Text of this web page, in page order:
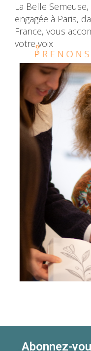
La Belle
engagée à Paris,
France, vous
votre voix
Abonnez-